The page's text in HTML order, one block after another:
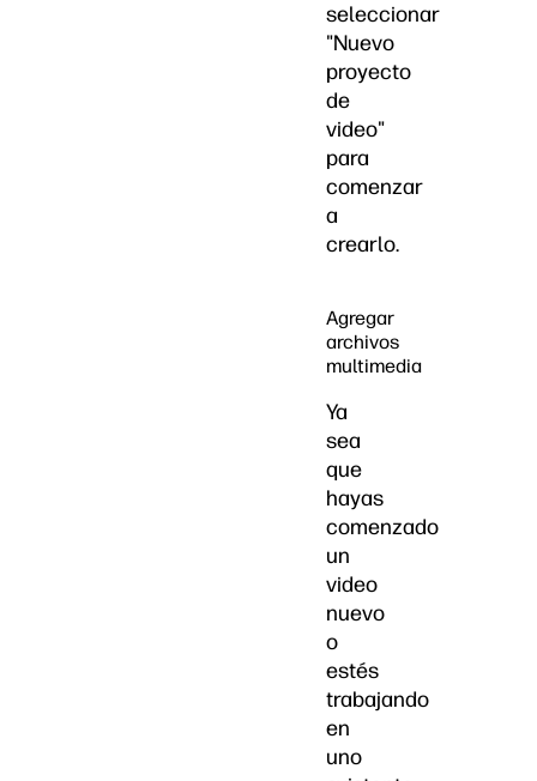
seleccionar
"Nuevo
proyecto
de
video"
para
comenzar
a
crearlo.
Agregar
archivos
multimedia
Ya
sea
que
hayas
comenzado
un
video
nuevo
o
estés
trabajando
en
uno